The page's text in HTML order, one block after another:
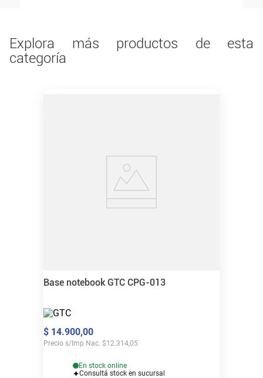
Explora más productos de esta
categoría
Base notebook GTC CPG-013
$ 14.900,00
Precio s/Imp Nac. $12.314,05
En stock online
Consultá stock en sucursal